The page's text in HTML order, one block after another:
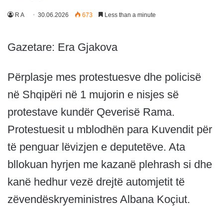
R A 30.06.2026 673 Less than a minute
Gazetare: Era Gjakova
Përplasje mes protestuesve dhe policisë
në Shqipëri në 1 mujorin e nisjes së
protestave kundër Qeverisë Rama.
Protestuesit u mblodhën para Kuvendit për
të penguar lëvizjen e deputetëve. Ata
bllokuan hyrjen me kazanë plehrash si dhe
kanë hedhur vezë drejtë automjetit të
zëvendëskryeministres Albana Koçiut.